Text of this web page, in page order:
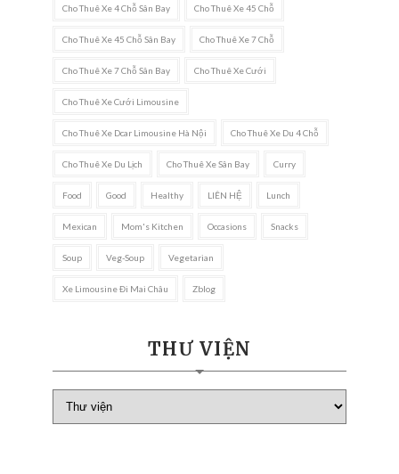
Cho Thuê Xe 4 Chỗ Sân Bay Cho Thuê Xe 45 Chỗ
Cho Thuê Xe 45 Chỗ Sân Bay Cho Thuê Xe 7 Chỗ
Cho Thuê Xe 7 Chỗ Sân Bay Cho Thuê Xe Cưới
Cho Thuê Xe Cưới Limousine
Cho Thuê Xe Dcar Limousine Hà Nội Cho Thuê Xe Du 4 Chỗ
Cho Thuê Xe Du Lịch Cho Thuê Xe Sân Bay Curry
Food Good Healthy LIÊN HỆ Lunch
Mexican Mom's Kitchen Occasions Snacks
Soup Veg-Soup Vegetarian
Xe Limousine Đi Mai Châu Zblog
THƯ VIỆN